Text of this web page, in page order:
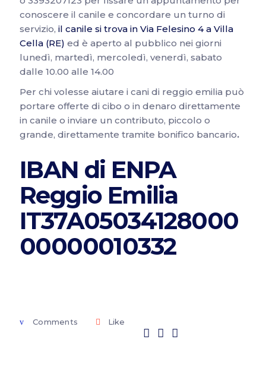
conoscere il canile e concordare un turno di
servizio, il canile si trova in Via Felesino 4 a Villa
Cella (RE) ed è aperto al pubblico nei giorni
lunedì, martedì, mercoledì, venerdì, sabato
dalle 10.00 alle 14.00
Per chi volesse aiutare i cani di reggio emilia può
portare offerte di cibo o in denaro direttamente
in canile o inviare un contributo, piccolo o
grande, direttamente tramite bonifico bancario.
IBAN di ENPA
Reggio Emilia
IT37A05034128000
00000010332
Comments Like